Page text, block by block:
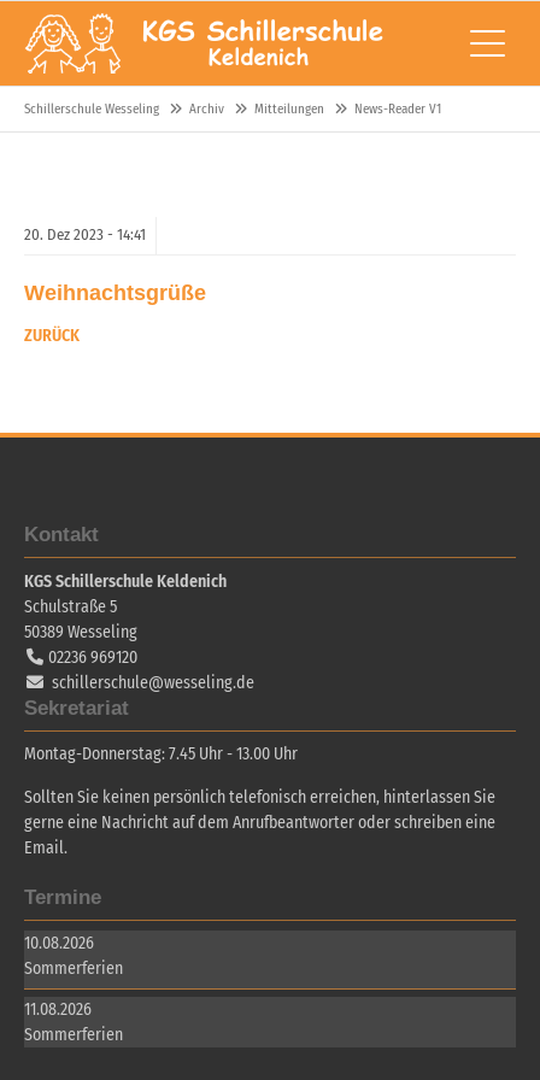
Schillerschule Wesseling Archiv Mitteilungen News-Reader V1
20. Dez 2023 - 14:41
Weihnachtsgrüße
ZURÜCK
Kontakt
KGS Schillerschule Keldenich
Schulstraße 5
50389 Wesseling
02236 969120
schillerschule@wesseling.de
Sekretariat
Montag-Donnerstag: 7.45 Uhr - 13.00 Uhr
Sollten Sie keinen persönlich telefonisch erreichen, hinterlassen Sie
gerne eine Nachricht auf dem Anrufbeantworter oder schreiben eine
Email.
Termine
10.08.2026
Sommerferien
11.08.2026
Sommerferien